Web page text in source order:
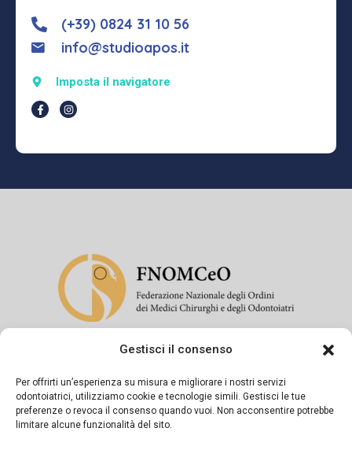
Gestisci il consenso
Per offrirti un’esperienza su misura e migliorare i nostri servizi
odontoiatrici, utilizziamo cookie e tecnologie simili. Gestisci le tue
preferenze o revoca il consenso quando vuoi. Non acconsentire potrebbe
limitare alcune funzionalità del sito.
(+39) 0824 31 10 56
info@studioapos.it
Imposta il navigatore
Si dichiara sotto la propria responsabilità che il presente
messaggio informativo è diramato in conformità a quanto
previsto dagli artt. 55-56-57 del Codice di Deontologia
Medica e dalla Linea Guida del FNOMCeO.